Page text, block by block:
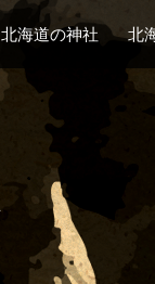
北海道の神社 北